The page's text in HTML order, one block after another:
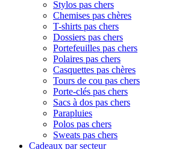
Stylos pas chers
Chemises pas chères
T-shirts pas chers
Dossiers pas chers
Portefeuilles pas chers
Polaires pas chers
Casquettes pas chères
Tours de cou pas chers
Porte-clés pas chers
Sacs à dos pas chers
Parapluies
Polos pas chers
Sweats pas chers
Cadeaux par secteur